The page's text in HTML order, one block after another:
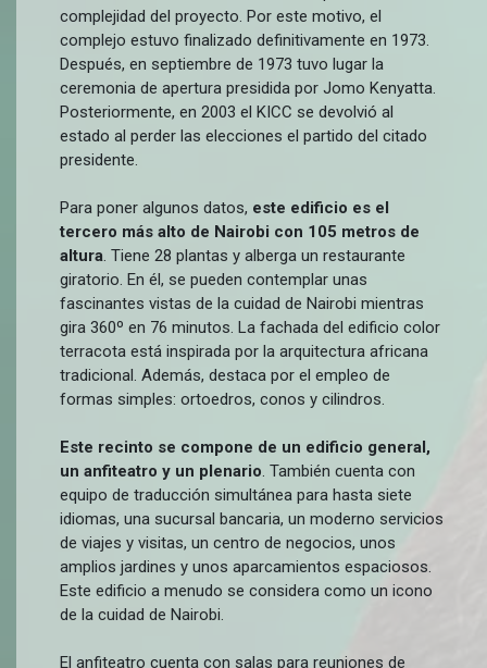
complejidad del proyecto. Por este motivo, el
complejo estuvo finalizado definitivamente en 1973.
Después, en septiembre de 1973 tuvo lugar la
ceremonia de apertura presidida por Jomo Kenyatta.
Posteriormente, en 2003 el KICC se devolvió al
estado al perder las elecciones el partido del citado
presidente.
Para poner algunos datos, este edificio es el
tercero más alto de Nairobi con 105 metros de
altura. Tiene 28 plantas y alberga un restaurante
giratorio. En él, se pueden contemplar unas
fascinantes vistas de la cuidad de Nairobi mientras
gira 360º en 76 minutos. La fachada del edificio color
terracota está inspirada por la arquitectura africana
tradicional. Además, destaca por el empleo de
formas simples: ortoedros, conos y cilindros.
Este recinto se compone de un edificio general,
un anfiteatro y un plenario. También cuenta con
equipo de traducción simultánea para hasta siete
idiomas, una sucursal bancaria, un moderno servicios
de viajes y visitas, un centro de negocios, unos
amplios jardines y unos aparcamientos espaciosos.
Este edificio a menudo se considera como un icono
de la cuidad de Nairobi.
El anfiteatro cuenta con salas para reuniones de